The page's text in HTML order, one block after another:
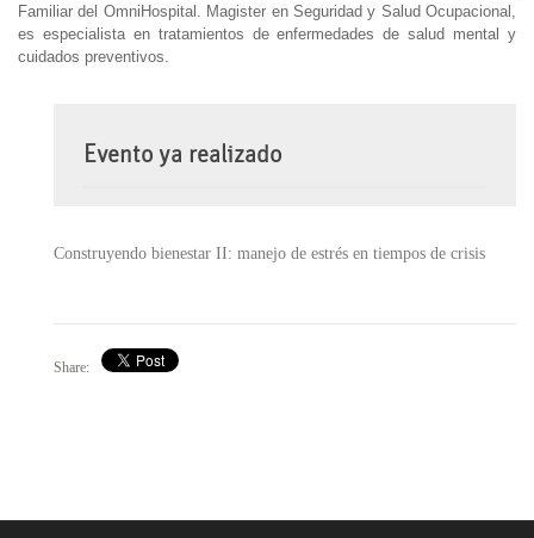
Familiar del OmniHospital. Magister en Seguridad y Salud Ocupacional,
es especialista en tratamientos de enfermedades de salud mental y
cuidados preventivos.
Evento ya realizado
Construyendo bienestar II: manejo de estrés en tiempos de crisis
Share: